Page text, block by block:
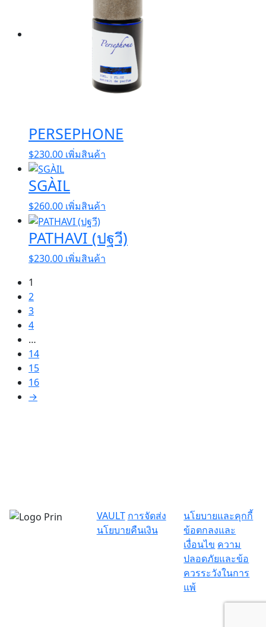
PERSEPHONE
$230.00 เพิ่มสินค้า
SGÀIL
$260.00 เพิ่มสินค้า
PATHAVI (ปฐวี)
$230.00 เพิ่มสินค้า
1
2
3
4
…
14
15
16
→
VAULT การจัดส่ง
นโยบายคืนเงิน
นโยบายและคุกกี้
ข้อตกลงและ
เงื่อนไข ความ
ปลอดภัยและข้อ
ควรระวังในการ
แพ้